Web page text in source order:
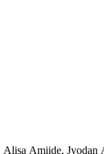
Alisa Amiide, Jyodan